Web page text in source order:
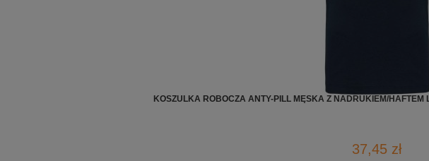
KOSZULKA ROBOCZA ANTY-PILL MĘSKA Z NADRUKIEM/HAFTEM
37,45 zł